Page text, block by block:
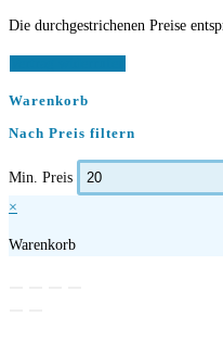
Die durchgestrichenen Preise
Warenkorb
Nach Preis filtern
Min. Preis
×
Warenkorb